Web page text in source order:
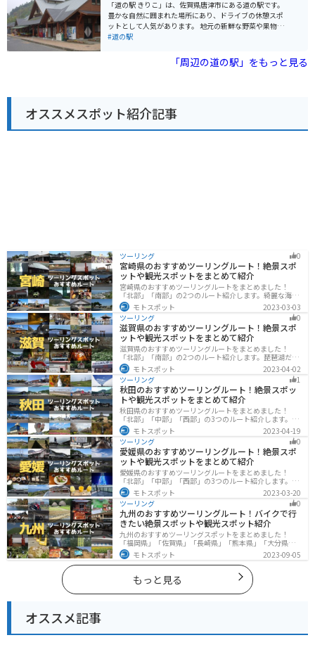
り、伊万里焼は全国的にも有名です。 道の駅 伊万里で
は、伊万里焼の展示や販売も行っているので、お土産に
いかがでしょうか。 【おすすめ】 * 道の駅 伊万里で販売
されている、新鮮な魚介を使った海鮮丼 * 伊万里湾を眺
「道の駅 きりこ」は、佐賀県唐津市にある道の駅です。
豊かな自然に囲まれた場所にあり、ドライブの休憩スポ
ットとして人気があります。 地元の新鮮な野菜や果物が
販売されている直売所は、道の駅 きりこの目玉の一つで
農産物は、お土産としてもおすすめです。 バイクで訪れ
る際は、広々とした駐車場があるので安心です。道の駅
#道の駅
「周辺の道の駅」をもっと見る
オススメスポット紹介記事
ツーリング 0
宮崎県のおすすめツーリングルート！絶景スポ
ットや観光スポットをまとめて紹介
宮崎県のおすすめツーリングルートをまとめました！
「北部」「南部」の2つのルート紹介します。綺麗な海岸
線が特徴的な海・自然豊かな山・趣のある神社を満喫す
るツーリングができます。バイクで宮崎県にツーリング
に行く際は参考にしてください。
モトスポット
2023-03-03
ツーリング
0
滋賀県のおすすめツーリングルート！絶景スポ
ットや観光スポットをまとめて紹介
滋賀県のおすすめツーリングルートをまとめました！
「北部」「南部」の2つのルート紹介します。琵琶湖だけ
でなく、比叡山ドライブウェイなどの山を楽しめるスポ
ットも多数あります。バイクで滋賀県にツーリングに行
く際は参考にしてください。
モトスポット
2023-04-02
ツーリング
1
秋田のおすすめツーリングルート！絶景スポッ
トや観光スポットをまとめて紹介
秋田県のおすすめツーリングルートをまとめました！
「北部」「中部」「西部」の3つのルート紹介します。自
然豊かな山々や湖、温泉地が点在し、四季折々の景色を
楽しめるスポットが多数あります。バイクで秋田県にツ
ーリングに行く際は参考にしてください。
モトスポット
2023-04-19
ツーリング
0
愛媛県のおすすめツーリングルート！絶景スポ
ットや観光スポットをまとめて紹介
愛媛県のおすすめツーリングルートをまとめました！
「北部」「中部」「西部」の3つのルート紹介します。山
や海といった自然だけでなく、気軽に渡れる島もあり
様々な楽しみ方ができます。バイクで愛媛県にツーリン
グに行く際は参考にしてください。
モトスポット
2023-03-20
ツーリング
0
九州のおすすめツーリングルート！バイクで行
きたい絶景スポットや観光スポット紹介
九州のおすすめツーリングスポットをまとめました！
「福岡県」「佐賀県」「長崎県」「熊本県」「大分県」
「宮崎都」「鹿児島県」の各県の観光地紹介します。自
然豊かな山々や湖、温泉地が点在し、四季折々の景色を
楽しめるスポットが多数あります。バイクで九州にツー
リングに行く際は参考にしてください。
モトスポット 2023-09-05
もっと見る
オススメ記事